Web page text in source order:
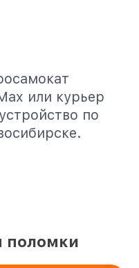
или курьер
по
поломки